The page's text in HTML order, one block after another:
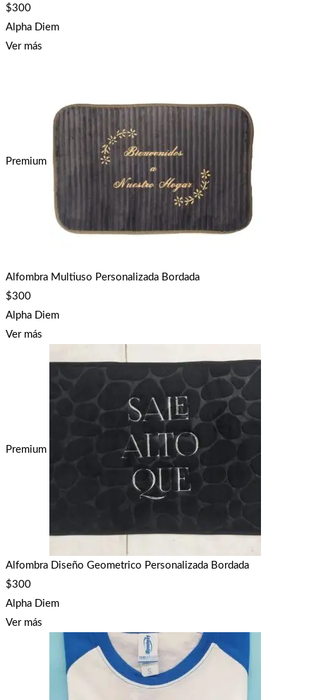
$300
Alpha Diem
Ver más
Premium
Alfombra Multiuso Personalizada Bordada
$300
Alpha Diem
Ver más
Premium
Alfombra Diseño Geometrico Personalizada Bordada
$300
Alpha Diem
Ver más